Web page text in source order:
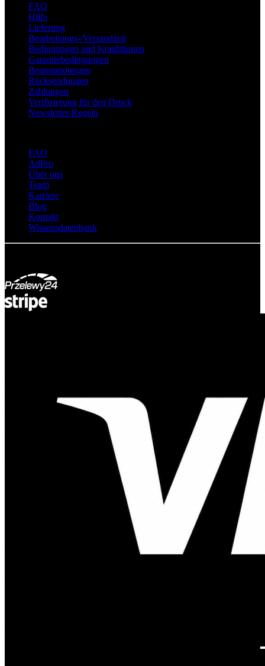
FAQ
Hilfe
Lieferung
Bearbeitungs-/Versandzeit
Bedingungen und Konditionen
Garantiebedingungen
Beanstandungen
Rücksendungen
Zahlungen
Verifizierung für den Druck
Newsletter-Regeln
FAQ
AdPro
Über uns
Team
Karriere
Blog
Kontakt
Wissensdatenbank